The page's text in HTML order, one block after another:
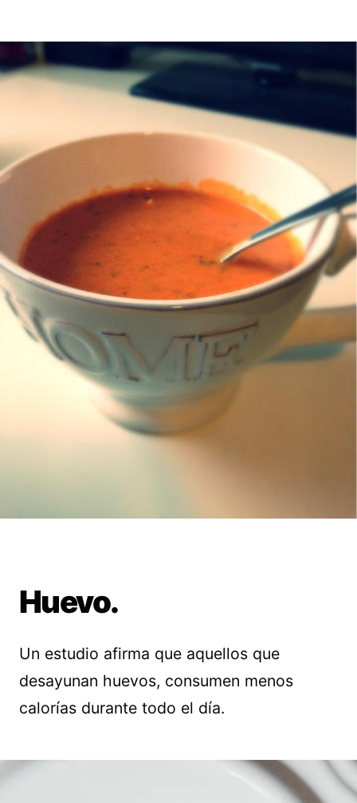
Huevo.
Un estudio afirma que aquellos que
desayunan huevos, consumen menos
calorías durante todo el día.